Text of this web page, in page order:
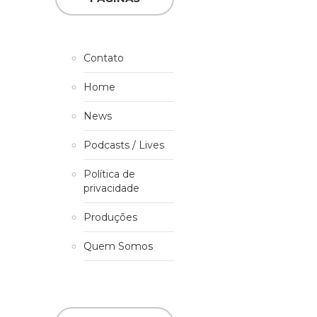
Contato
Home
News
Podcasts / Lives
Política de
privacidade
Produções
Quem Somos